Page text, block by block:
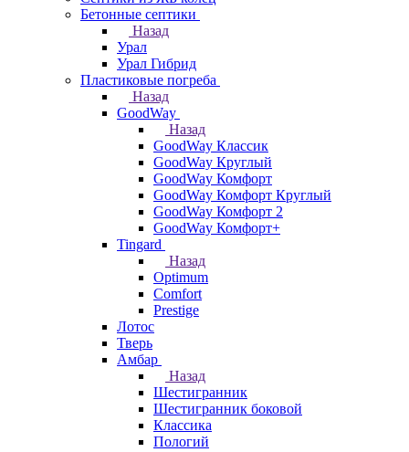
Бетонные септики
Назад
Урал
Урал Гибрид
Пластиковые погреба
Назад
GoodWay
Назад
GoodWay Классик
GoodWay Круглый
GoodWay Комфорт
GoodWay Комфорт Круглый
GoodWay Комфорт 2
GoodWay Комфорт+
Tingard
Назад
Optimum
Comfort
Prestige
Лотос
Тверь
Амбар
Назад
Шестигранник
Шестигранник боковой
Классика
Пологий